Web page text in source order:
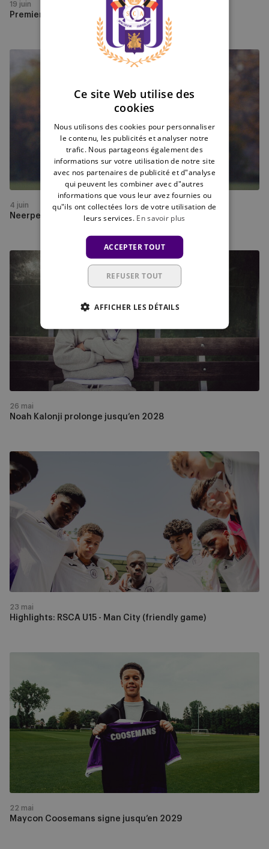
Premier contrat pro pour Daniel Miguel Deldicq
19 juin
perspectives
Neerpede : rétrospective et perspectives
4 juin
Kalonji
prolonge
Noah Kalonji prolonge jusqu’en 2028
26 mai
Highlights:
RSCA
U15
Man
game)
Highlights: RSCA U15 - Man City (friendly game)
23 mai
signe
jusqu’en
2029
Maycon Coosemans signe jusqu’en 2029
22 mai
Ce site Web utilise des
cookies
Nous utilisons des cookies pour personnaliser
le contenu, les publicités et analyser notre
trafic. Nous partageons également des
informations sur votre utilisation de notre site
avec nos partenaires de publicité et d"analyse
qui peuvent les combiner avec d"autres
informations que vous leur avez fournies ou
qu"ils ont collectées lors de votre utilisation de
leurs services. En savoir plus
ACCEPTER TOUT
REFUSER TOUT
AFFICHER LES DÉTAILS